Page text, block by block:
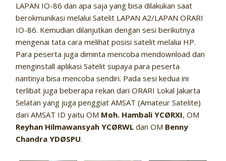
LAPAN IO-86 dan apa saja yang bisa dilakukan saat
berokmunikasi melalui Satelit LAPAN A2/LAPAN ORARI
IO-86. Kemudian dilanjutkan dengan sesi berikutnya
mengenai tata cara melihat posisi satelit melalui HP.
Para peserta juga diminta mencoba mendownload dan
menginstall aplikasi Satelit supaya para peserta
nantinya bisa mencoba sendiri. Pada sesi kedua ini
terlibat juga beberapa rekan dari ORARI Lokal Jakarta
Selatan yang juga penggiat AMSAT (Amateur Satelite)
dari AMSAT ID yaitu OM Moh. Hambali YCØRXI, OM
Reyhan Hilmawansyah YCØRWL dan OM Benny
Chandra YDØSPU.